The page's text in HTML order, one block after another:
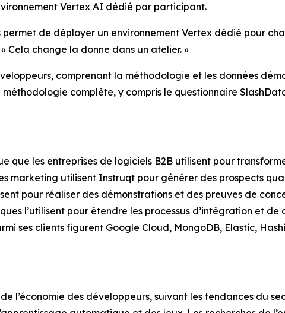
Vertex AI dédié par participant.
de déployer un environnement Vertex dédié pour
Cela change la donne dans un atelier. »
, comprenant la méthodologie et les données
complète, y compris le questionnaire
que les entreprises de logiciels B2B utilisent pour
marketing utilisent Instruqt pour générer des prospects
pour réaliser des démonstrations et des preuves de
l’utilisent pour étendre les processus d’intégration et
ses clients figurent Google Cloud, MongoDB, Elastic,
l’économie des développeurs, suivant les tendances du